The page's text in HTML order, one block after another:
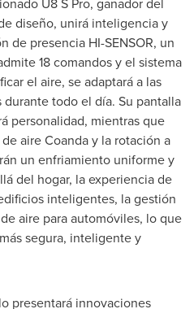
diseño, unirá inteligencia y
de presencia HI-SENSOR, un
18 comandos y el sistema
el aire, se adaptará a las
todo el día. Su pantalla
personalidad, mientras que
aire Coanda y la rotación a
un enfriamiento uniforme y
del hogar, la experiencia de
inteligentes, la gestión
aire para automóviles, lo que
segura, inteligente y
presentará innovaciones